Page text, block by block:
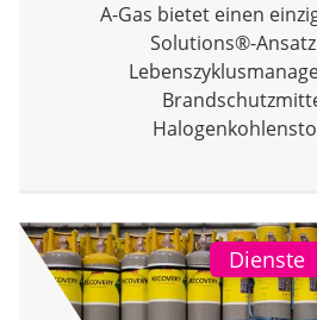
A-Gas bietet einen
Solutions®-
Dienste